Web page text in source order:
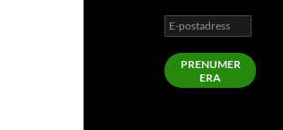
E-
postadress
PRENUMER
ERA